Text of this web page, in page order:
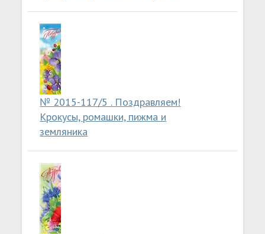
№ 2015-117/5 . Поздравляем!
Крокусы, ромашки, пижма и
земляника